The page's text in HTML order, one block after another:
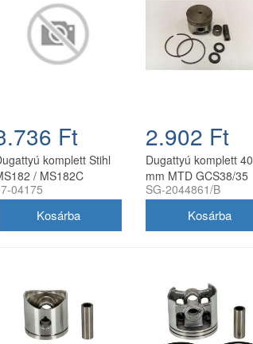
Ft
komplett Stihl
/ MS182C
Farmertec
04175
2.902 Ft
Dugattyú komplett 40
mm MTD GCS38/35
láncfűrészhez
SG-2044861/B